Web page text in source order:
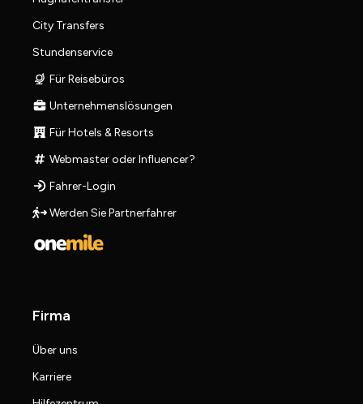
City Transfers
Stundenservice
Für Reisebüros
Unternehmenslösungen
Für Hotels & Resorts
Webmaster oder Influencer?
Fahrer-Login
Werden Sie Partnerfahrer
Firma
Über uns
Karriere